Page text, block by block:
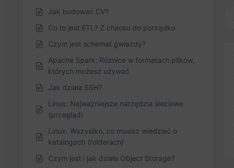
Jak budować CV?
Co to jest ETL? Z chaosu do porządku
Czym jest schemat gwiazdy?
Apache Spark: Różnice w formatach plików,
których możesz używać
Jak działa SSH?
Linux: Najważniejsze narzędzia sieciowe
(przegląd)
Linux: Wszystko, co musisz wiedzieć o
katalogach (folderach)
Czym jest i jak działa Object Storage?